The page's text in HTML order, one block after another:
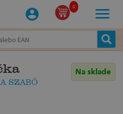
0
SZABÓ
Na sklade